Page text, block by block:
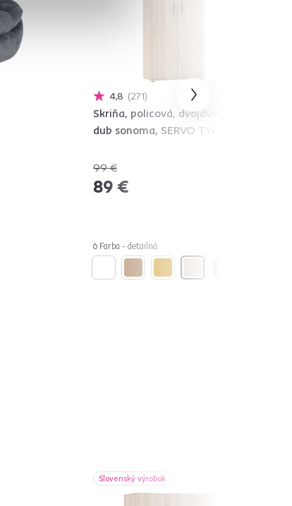
4,8 271
Skriňa, policová, dvojdverová,
dub sonoma, SERVO TYP 1
99 €
89 €
6 Farba - detailná
Slovenský výrobok